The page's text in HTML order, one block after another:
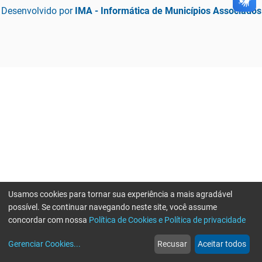
Desenvolvido por IMA - Informática de Municípios Associados
web
Notícias
more_horiz
Mais
Usamos cookies para tornar sua experiência a mais agradável
possível. Se continuar navegando neste site, você assume
concordar com nossa Política de Cookies e Política de privacidade
Gerenciar Cookies... Recusar Aceitar todos